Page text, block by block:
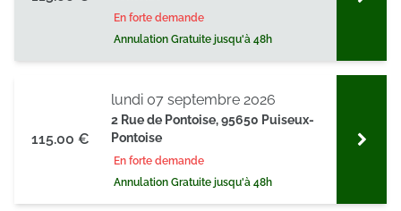
En forte demande
Annulation Gratuite jusqu'à 48h
115.00 €
2 Rue de Pontoise, 95650 Puiseux-
Pontoise
En forte demande
Annulation Gratuite jusqu'à 48h
lundi 07 septembre 2026